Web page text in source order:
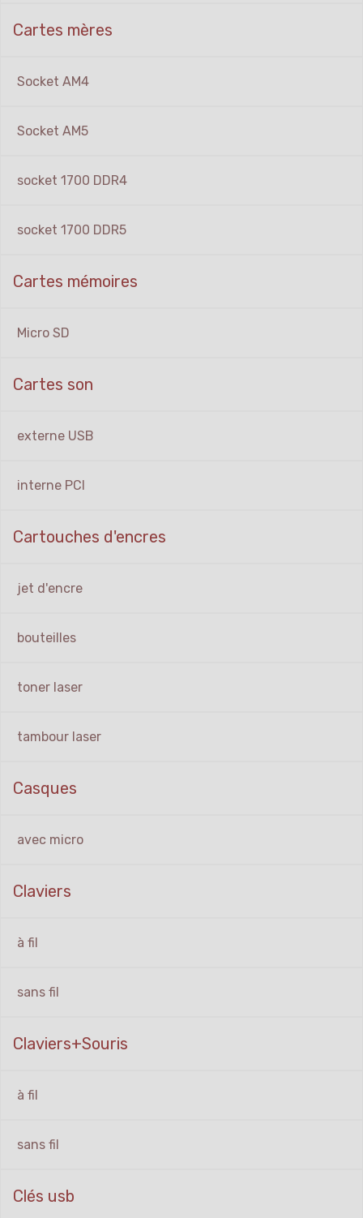
Cartes mères
Socket AM4
Socket AM5
socket 1700 DDR4
socket 1700 DDR5
Cartes mémoires
Micro SD
Cartes son
externe USB
interne PCI
Cartouches d'encres
jet d'encre
bouteilles
toner laser
tambour laser
Casques
avec micro
Claviers
à fil
sans fil
Claviers+Souris
à fil
sans fil
Clés usb